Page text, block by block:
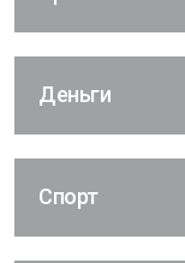
Деньги
Спорт